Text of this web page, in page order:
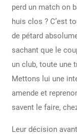
perd un match on
huis clos ? C’est
de pétard
sachant que le
un club, toute une
Mettons lui une
amende et
savent le faire,
Leur décision